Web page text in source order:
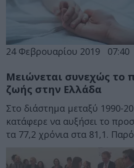
24 Φεβρουαρίου 2019 07:40
Μειώνεται συνεχώς το
ζωής στην Ελλάδα
Στο διάστημα μεταξύ 1990-
κατάφερε να αυξήσει το
τα 77,2 χρόνια στα 81,1.